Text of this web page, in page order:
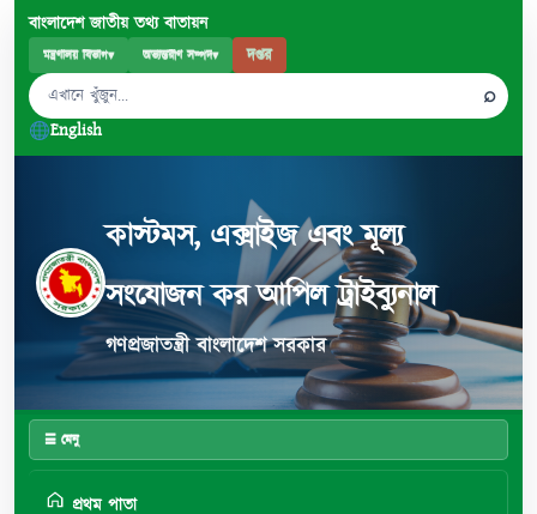
বাংলাদেশ জাতীয় তথ্য বাতায়ন
মন্ত্রণালয় বিভাগ▾ অভ্যন্তরীণ সম্পদ▾ দপ্তর
⌕
English
কাস্টমস, এক্সাইজ এবং মূল্য
সংযোজন কর আপিল ট্রাইব্যুনাল
গণপ্রজাতন্ত্রী বাংলাদেশ সরকার
☰ মেনু
প্রথম পাতা